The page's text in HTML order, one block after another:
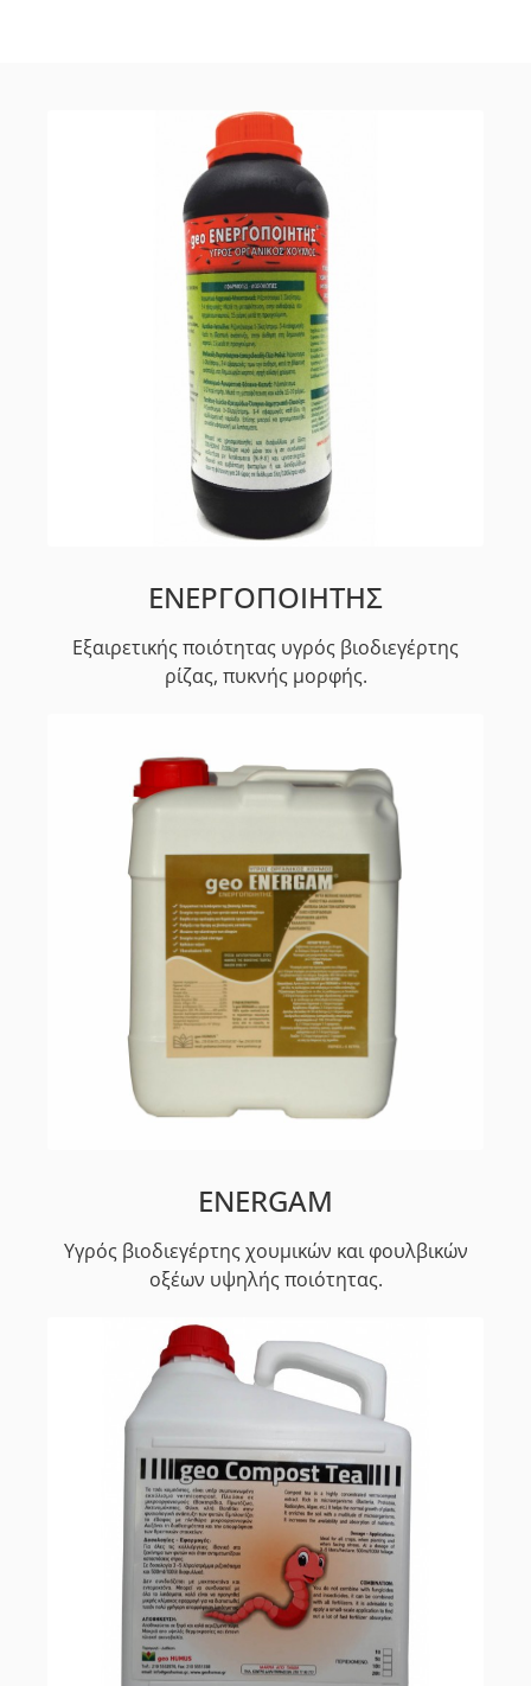
ΕΝΕΡΓΟΠΟΙΗΤΗΣ
Εξαιρετικής ποιότητας υγρός βιοδιεγέρτης
ρίζας, πυκνής μορφής.
ENERGAM
Υγρός βιοδιεγέρτης χουμικών και φουλβικών
οξέων υψηλής ποιότητας.